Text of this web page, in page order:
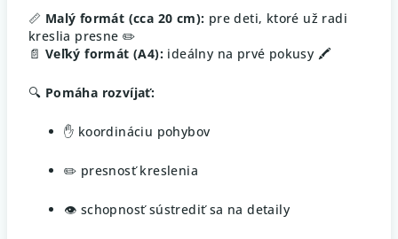
📏 Malý formát (cca 20 cm): pre deti, ktoré už radi
kreslia presne ✏️
📄 Veľký formát (A4): ideálny na prvé pokusy 🖍️
🔍 Pomáha rozvíjať:
✋ koordináciu pohybov
✏️ presnosť kreslenia
👁️ schopnosť sústrediť sa na detaily